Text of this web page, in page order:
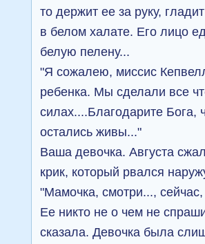
то держит ее за руку,
в белом халате. Его лицо
белую пелену...
"Я сожалею, миссис
ребенка. Мы сделали все
силах....Благодарите Бога,
остались живы..."
Ваша девочка. Августа
крик, который рвался
"Мамочка, смотри...,
Ее никто не о чем не
сказала. Девочка была